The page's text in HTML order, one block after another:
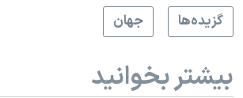
گزيده‌ها
جهان
بیشتر بخوانید